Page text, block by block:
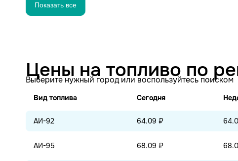
Показать все
Цены на топливо по
Выберите нужный город или воспользуйтесь поиском
Вид топлива Сегодня
АИ-92 64.09 ₽
АИ-95 68.09 ₽